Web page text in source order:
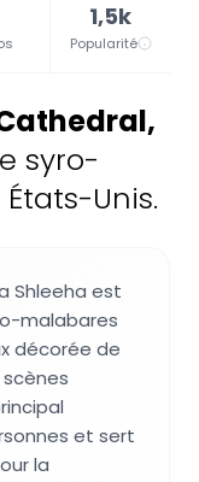
1,5k
Popularité
,
syro-
Unis.
Shleeha est
malabares
décorée de
et sert
la